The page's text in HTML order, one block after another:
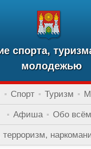
спорта,
молодежью
Спорт Туризм
Афиша Обо всём